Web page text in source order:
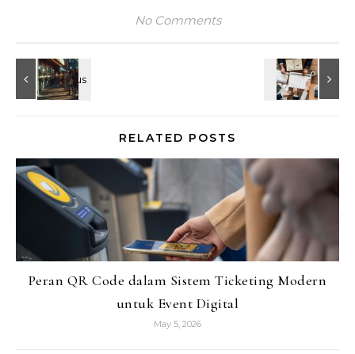
No Comments
RELATED POSTS
Peran QR Code dalam Sistem Ticketing Modern
untuk Event Digital
May 5, 2026